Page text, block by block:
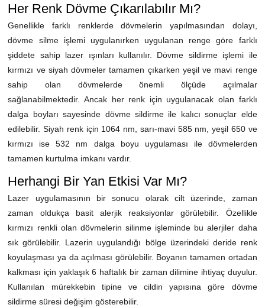
Her Renk Dövme Çıkarılabılır Mı?
Genellikle farklı renklerde dövmelerin yapılmasından dolayı,
dövme silme işlemi uygulanırken uygulanan renge göre farklı
şiddete sahip lazer ışınları kullanılır. Dövme sildirme işlemi ile
kırmızı ve siyah dövmeler tamamen çıkarken yeşil ve mavi renge
sahip olan dövmelerde önemli ölçüde açılmalar
sağlanabilmektedir. Ancak her renk için uygulanacak olan farklı
dalga boyları sayesinde dövme sildirme ile kalıcı sonuçlar elde
edilebilir. Siyah renk için 1064 nm, sarı-mavi 585 nm, yeşil 650 ve
kırmızı ise 532 nm dalga boyu uygulaması ile dövmelerden
tamamen kurtulma imkanı vardır.
Herhangi Bir Yan Etkisi Var Mı?
Lazer uygulamasının bir sonucu olarak cilt üzerinde, zaman
zaman oldukça basit alerjik reaksiyonlar görülebilir. Özellikle
kırmızı renkli olan dövmelerin silinme işleminde bu alerjiler daha
sık görülebilir. Lazerin uygulandığı bölge üzerindeki deride renk
koyulaşması ya da açılması görülebilir. Boyanın tamamen ortadan
kalkması için yaklaşık 6 haftalık bir zaman dilimine ihtiyaç duyulur.
Kullanılan mürekkebin tipine ve cildin yapısına göre dövme
sildirme süresi değişim gösterebilir.